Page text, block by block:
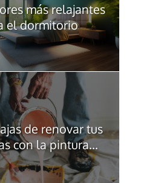
más relajantes
el dormitorio
de renovar tus
con la pintura...